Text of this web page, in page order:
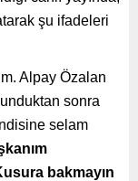
şu ifadeleri
Alpay Özalan
sonra
selam
bakmayın